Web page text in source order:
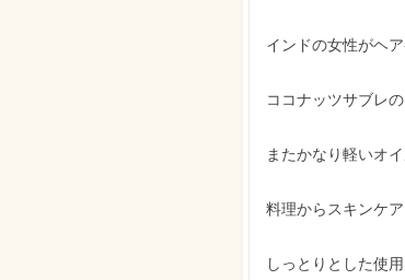
インドの女性がヘ
ココナッツサブレ
またかなり軽いオ
料理からスキンケ
しっとりとした使